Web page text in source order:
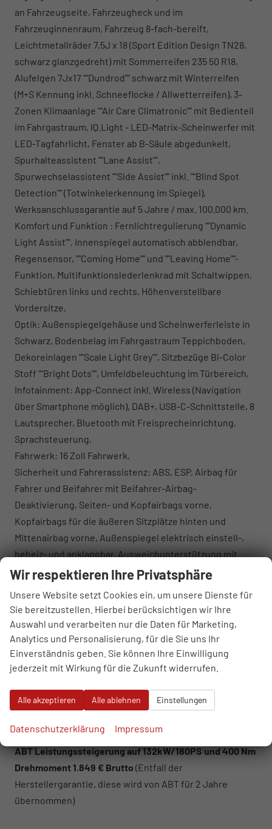
an Fahrzeugseite, Fahrzeugheck und im
Fahrzeuginnenraum, Fahrzeug 8-fach-bereift,
Leichtmetallräder 7,5J x 18 (Sport Edition Design TN28,
schwarz glanzgedreht) mit Sommerreifen 235 50 R18,
Alufelgen 7Jx17 ""Dundrod"" schwarz mit Winterreifen
(M+S Kennung inkl. Schneeflocke / Allwetterreifen), 3-
Zonen Klimaanlage ""Air Care Climatronic"" mit Bedienteil
im Fahrgastraum, IQ.Light - LED-Matrix-Scheinwerfer mit
LED-Tagfahrlicht, Fenster ab B-Säule abgedunkelt,
Spurhalteassistent ""Lane Assist"",
Spurwechselassistent ""Side Assist"" inkl. ""Blind Spot
Detection"" (Totwinkelerkennung im Spiegel),
Werksanschlussgarantie auf 5 Jahre / max. 100.000 km.
Komfort und Funktion : Fernlichtregulierung ""Dynamic
Light Assist"", Innenspiegel automatisch abblendbar,
Regensensor, ""Coming Home"" und ""Leaving Home""-
Funktion, Multifunktionslederlenkrad mit Schaltwippen,
Schiebtüren links und rechts, Höhenverstellbare
Vordersitze,
Optik: Außenspiegelgehäuse und Scheinwerferleiste in
Schwarz, Bodenbelag im Fahrgastraum Teppichboden,
Dekoreinlagen ""Scale Light Grey"", Sitzbezüge Bi-Color
Stoff ""Bright Dots"", Umfeldbeleuchtung im Türbereich,
Infotainment: App-Connect inkl. Wireless (Navigation
über Smartphone möglich), DAB+, USB-C-Schnittstelle, 8
Lautsprecher, Bluetooth mit Freisprecheinrichtung,
Sprachsteuerung,
Fahrwerk: 16 Zoll Fahrwerk,
Sicherheit und Fahrerassistenz: ABS, ESP, Airbag für
Fahrer und Beifahrer mit Beifahrer-Airbag-
Deaktivierung, Seiten- und Kopfairbags vorne,
Kopfairbags für die äußeren Sitzplätze hinten und
Mittenairbag vorne, Außenspiegel elektrisch einstell-,
beheiz- und anklappbar, Ausweichunterstützung mit
Abbiegeassistent, Automatische Distanzregelung ACC
und Heckbereich, Ausparkassistent und
Ausstiegswarner, Verkehrszeichenerkennung,
Ablenkungs- und Müdigkeitserkennung,
Kreuzungsassistent, Notbremsassistent ""Front Assist""
mit Fußgänger- und Radfahrererkennung, Notrufsystem
ausl. Ez. und Garantiebeginn ab Kaufdatum /
Gegen Aufpreis:
ABT Leistungssteigerung auf 132kW/180PS und 400 Nm
Drehmoment 1.849 € Brutto (Entfall der
Herstellergarantie, diese wird von ABT für 2 Jahre
übernommen)
Wir respektieren Ihre Privatsphäre
Unsere Website setzt Cookies ein, um unsere Dienste für
Sie bereitzustellen. Hierbei berücksichtigen wir Ihre
Auswahl und verarbeiten nur die Daten für Marketing,
Analytics und Personalisierung, für die Sie uns Ihr
Einverständnis geben. Sie können Ihre Einwilligung
jederzeit mit Wirkung für die Zukunft widerrufen.
Alle akzeptieren Alle ablehnen Einstellungen
Datenschutzerklärung Impressum